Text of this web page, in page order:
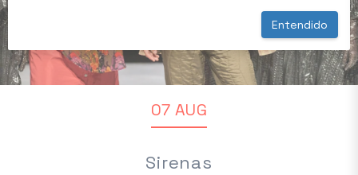
07 AUG
Sirenas
Entendido